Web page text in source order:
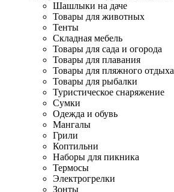
Шашлыки на даче
Товары для животных
Тенты
Складная мебель
Товары для сада и огорода
Товары для плавания
Товары для пляжного отдыха
Товары для рыбалки
Туристическое снаряжение
Сумки
Одежда и обувь
Мангалы
Грили
Коптильни
Наборы для пикника
Термосы
Электрогрелки
Зонты